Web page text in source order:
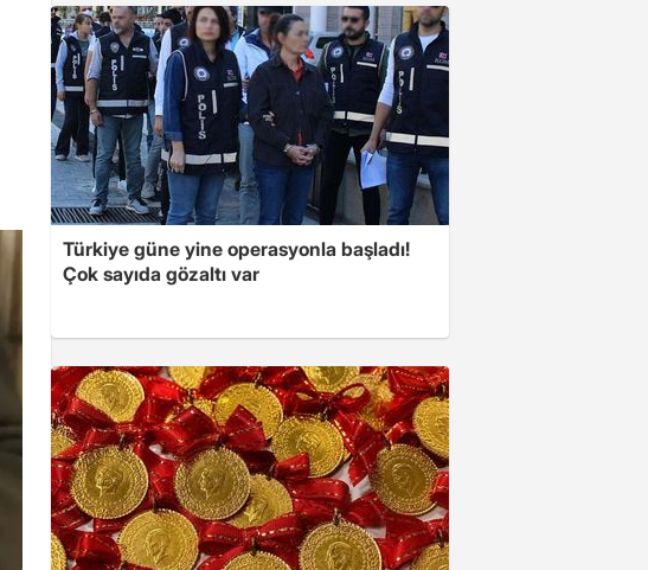
Türkiye güne yine operasyonla başladı!
Çok sayıda gözaltı var